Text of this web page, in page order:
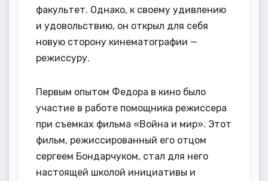
факультет. Однако, к своему удивлению
и удовольствию, он открыл для себя
новую сторону кинематографии —
режиссуру.
Первым опытом Федора в кино было
участие в работе помощника режиссера
при съемках фильма «Война и мир». Этот
фильм, режиссированный его отцом
сергеем Бондарчуком, стал для него
настоящей школой инициативы и